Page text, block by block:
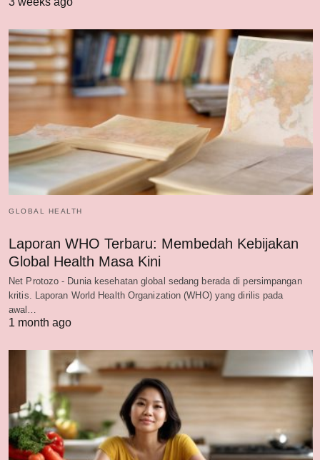
GLOBAL HEALTH
Laporan WHO Terbaru: Membedah Kebijakan
Global Health Masa Kini
Net Protozo - Dunia kesehatan global sedang berada di persimpangan
kritis. Laporan World Health Organization (WHO) yang dirilis pada
awal…
1 month ago